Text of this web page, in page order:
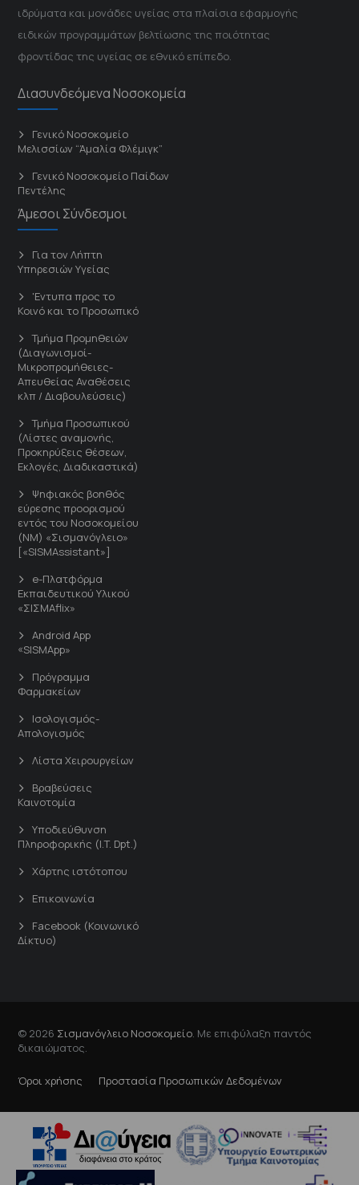
ιδρύματα και μονάδες υγείας στα πλαίσια εφαρμογής
ειδικών προγραμμάτων βελτίωσης της ποιότητας
φροντίδας της υγείας σε εθνικό επίπεδο.
Διασυνδεόμενα Νοσοκομεία
Γενικό Νοσοκομείο
Μελισσίων “Άμαλία Φλέμιγκ”
Γενικό Νοσοκομείο Παίδων
Πεντέλης
Άμεσοι Σύνδεσμοι
Για τον Λήπτη
Υπηρεσιών Υγείας
'Εντυπα προς το
Κοινό και το Προσωπικό
Τμήμα Προμηθειών
(Διαγωνισμοί-
Μικροπρομήθειες-
Απευθείας Αναθέσεις
κλπ / Διαβουλεύσεις)
Τμήμα Προσωπικού
(Λίστες αναμονής,
Προκηρύξεις θέσεων,
Εκλογές, Διαδικαστικά)
Ψηφιακός βοηθός
εύρεσης προορισμού
εντός του Νοσοκομείου
(ΝΜ) «Σισμανόγλειο»
[«SISMAssistant»]
e-Πλατφόρμα
Εκπαιδευτικού Υλικού
«ΣΙΣΜΑflix»
Android App
«SISMApp»
Πρόγραμμα
Φαρμακείων
Ισολογισμός-
Απολογισμός
Λίστα Χειρουργείων
Βραβεύσεις
Καινοτομία
Υποδιεύθυνση
Πληροφορικής (I.T. Dpt.)
Χάρτης ιστότοπου
Επικοινωνία
Facebook (Κοινωνικό
Δίκτυο)
© 2026 Σισμανόγλειο Νοσοκομείο . Με επιφύλαξη παντός
δικαιώματος.
Όροι χρήσης Προστασία Προσωπικών Δεδομένων